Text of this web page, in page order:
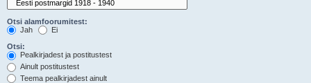
Otsi alamfoorumitest:
Jah
Ei
Otsi:
Pealkirjadest ja postitustest
Ainult postitustest
Teema pealkirjadest ainult